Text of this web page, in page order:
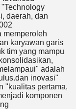
daerah, dan
memperoleh
karyawan garis
tim yang mampu
adalah
inovasi"
"kualitas pertama,
komponen